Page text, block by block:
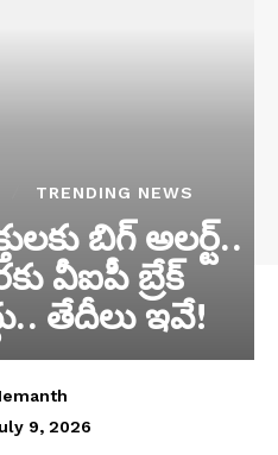
TRENDING NEWS
బిగ్‌ అలర్ట్..
వీఐపీ బ్రేక్
తేదీలు ఇవే!
9, 2026